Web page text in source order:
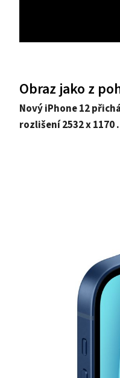
Obraz jako z
Nový iPhone 12
rozlišení 2532 x 1170